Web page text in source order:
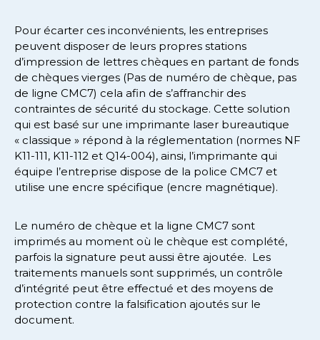
Pour écarter ces inconvénients, les entreprises
peuvent disposer de leurs propres stations
d’impression de lettres chèques en partant de fonds
de chèques vierges (Pas de numéro de chèque, pas
de ligne CMC7) cela afin de s’affranchir des
contraintes de sécurité du stockage. Cette solution
qui est basé sur une imprimante laser bureautique
« classique » répond à la réglementation (normes NF
K11-111, K11-112 et Q14-004), ainsi, l’imprimante qui
équipe l’entreprise dispose de la police CMC7 et
utilise une encre spécifique (encre magnétique).
Le numéro de chèque et la ligne CMC7 sont
imprimés au moment où le chèque est complété,
parfois la signature peut aussi être ajoutée. Les
traitements manuels sont supprimés, un contrôle
d’intégrité peut être effectué et des moyens de
protection contre la falsification ajoutés sur le
document.